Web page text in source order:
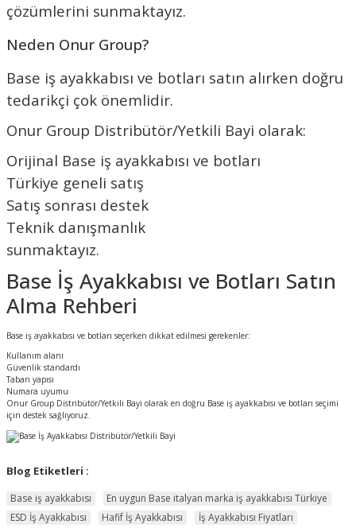
çözümlerini sunmaktayız.
Neden Onur Group?
Base iş ayakkabısı ve botları satın alırken doğru
tedarikçi çok önemlidir.
Onur Group Distribütör/Yetkili Bayi olarak:
Orijinal Base iş ayakkabısı ve botları
Türkiye geneli satış
Satış sonrası destek
Teknik danışmanlık
sunmaktayız.
Base İş Ayakkabısı ve Botları Satın
Alma Rehberi
Base iş ayakkabısı ve botları seçerken dikkat edilmesi gerekenler:
Kullanım alanı
Güvenlik standardı
Taban yapısı
Numara uyumu
Onur Group Distribütör/Yetkili Bayi olarak en doğru Base iş ayakkabısı ve botları seçimi
için destek sağlıyoruz.
Blog Etiketleri :
Base iş ayakkabısı
En uygun Base italyan marka iş ayakkabısı Türkiye
ESD İş Ayakkabısı
Hafif İş Ayakkabısı
İş Ayakkabısı Fiyatları